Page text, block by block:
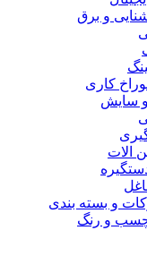
و برق
کاری
سایش
الات
و بسته بندی
چسب و رنگ